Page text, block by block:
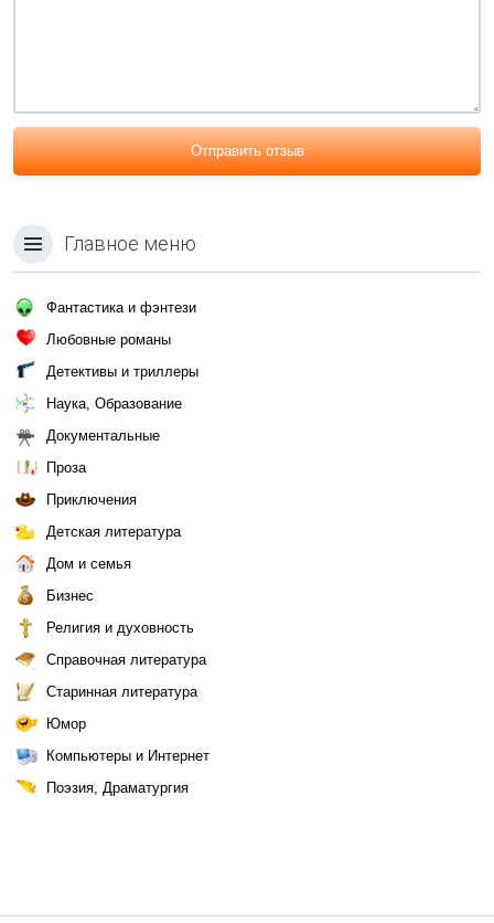
Отправить отзыв
Главное меню
Фантастика и фэнтези
Любовные романы
Детективы и триллеры
Наука, Образование
Документальные
Проза
Приключения
Детская литература
Дом и семья
Бизнес
Религия и духовность
Справочная литература
Старинная литература
Юмор
Компьютеры и Интернет
Поэзия, Драматургия